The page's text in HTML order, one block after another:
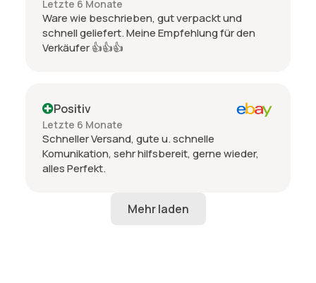
Letzte 6 Monate
Ware wie beschrieben, gut verpackt und
schnell geliefert. Meine Empfehlung für den
Verkäufer 👍👍👍
Positiv
Letzte 6 Monate
Schneller Versand, gute u. schnelle
Komunikation, sehr hilfsbereit, gerne wieder,
alles Perfekt.